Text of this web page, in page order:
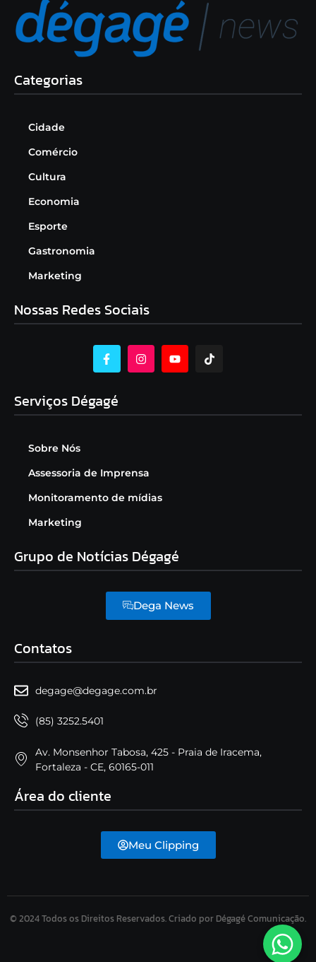
Categorias
Cidade
Comércio
Cultura
Economia
Esporte
Gastronomia
Marketing
Nossas Redes Sociais
Serviços Dégagé
Sobre Nós
Assessoria de Imprensa
Monitoramento de mídias
Marketing
Grupo de Notícias Dégagé
Dega News
Contatos
degage@degage.com.br
(85) 3252.5401
Av. Monsenhor Tabosa, 425 - Praia de Iracema,
Fortaleza - CE, 60165-011
Área do cliente
Meu Clipping
© 2024 Todos os Direitos Reservados. Criado por Dégagé Comunicação.